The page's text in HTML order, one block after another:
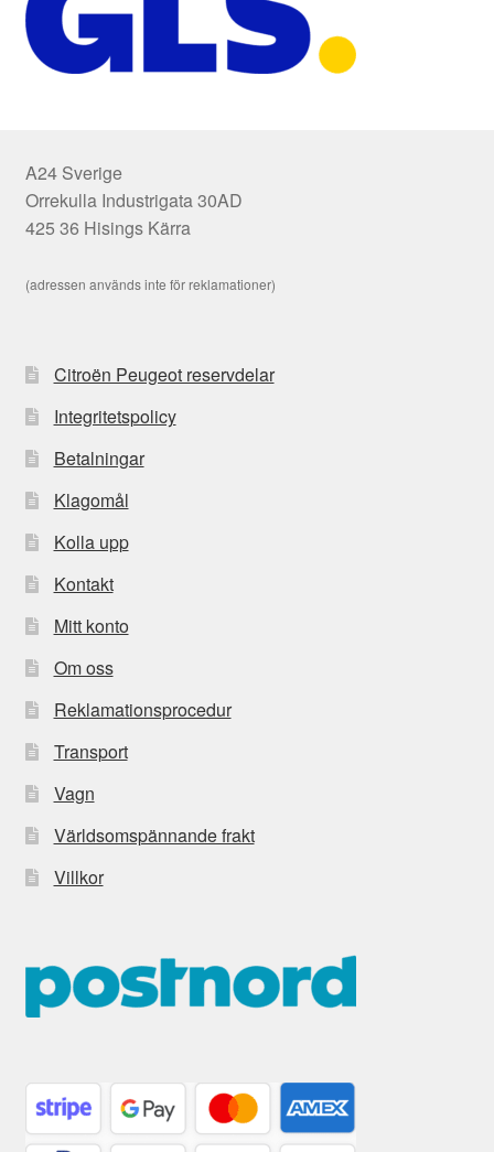
A24 Sverige
Orrekulla Industrigata 30AD
425 36 Hisings Kärra
(adressen används inte för reklamationer)
Citroën Peugeot reservdelar
Integritetspolicy
Betalningar
Klagomål
Kolla upp
Kontakt
Mitt konto
Om oss
Reklamationsprocedur
Transport
Vagn
Världsomspännande frakt
Villkor